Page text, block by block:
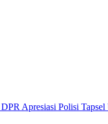
DPR Apresiasi Polisi